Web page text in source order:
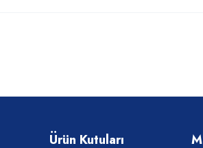
Ürün Kutuları